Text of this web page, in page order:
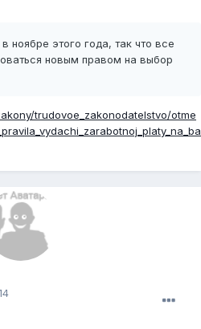
ноябре этого года, так что все
новым правом на выбор
trudovoe_zakonodatelstvo/otme